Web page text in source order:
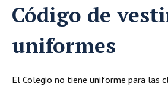
Código de
uniformes
El Colegio no tiene uniforme para las